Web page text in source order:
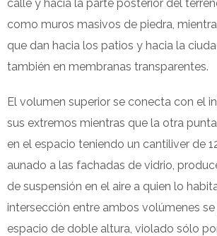
calle y hacia la parte posterior del
como muros masivos de piedra,
que dan hacia los patios y hacia la
también en membranas transparentes.
El volumen superior se conecta con el
sus extremos mientras que la otra
en el espacio teniendo un cantiliver de
aunado a las fachadas de vidrio,
de suspensión en el aire a quien lo
intersección entre ambos volúmenes
espacio de doble altura, violado sólo